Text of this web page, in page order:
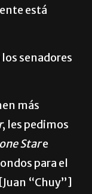
está
senadores
más
, les pedimos
Stare
para el
“Chuy”]